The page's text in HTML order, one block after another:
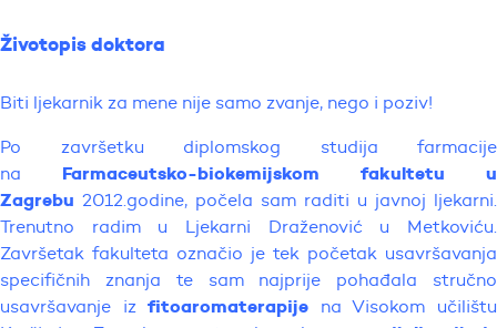
Životopis doktora
Biti ljekarnik za mene nije samo zvanje, nego i poziv!
Po završetku diplomskog studija farmacije
na Farmaceutsko-biokemijskom fakultetu u
Zagrebu 2012.godine, počela sam raditi u javnoj ljekarni.
Trenutno radim u Ljekarni Draženović u Metkoviću.
Završetak fakulteta označio je tek početak usavršavanja
specifičnih znanja te sam najprije pohađala stručno
usavršavanje izfitoaromaterapije
na Visokom učilištu